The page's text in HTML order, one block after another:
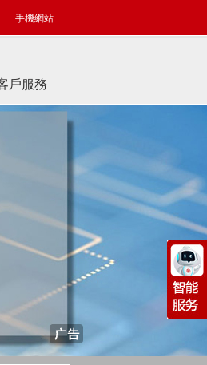
手機網站
戶服務